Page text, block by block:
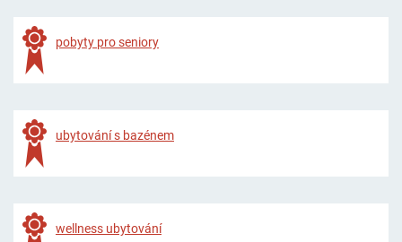
pobyty pro seniory
ubytování s bazénem
wellness ubytování